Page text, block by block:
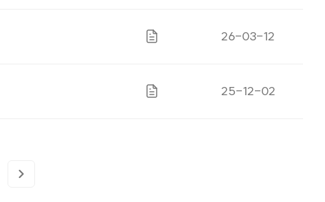
파일있음
게시일자
26-03-12
파일있음
게시일자
25-12-02